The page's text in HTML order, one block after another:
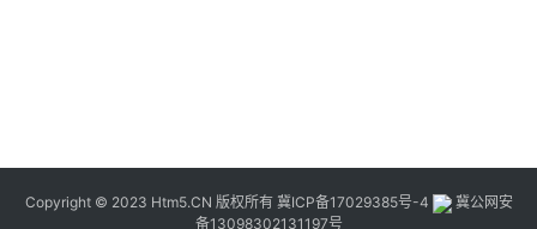
Copyright © 2023 Htm5.CN 版权所有 冀ICP备17029385号-4
冀公网安
备13098302131197号